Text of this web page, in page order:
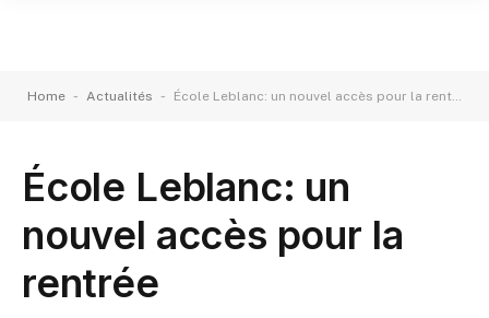
Home - Actualités - École Leblanc: un nouvel accès pour la rentrée
École Leblanc: un
nouvel accès pour la
rentrée